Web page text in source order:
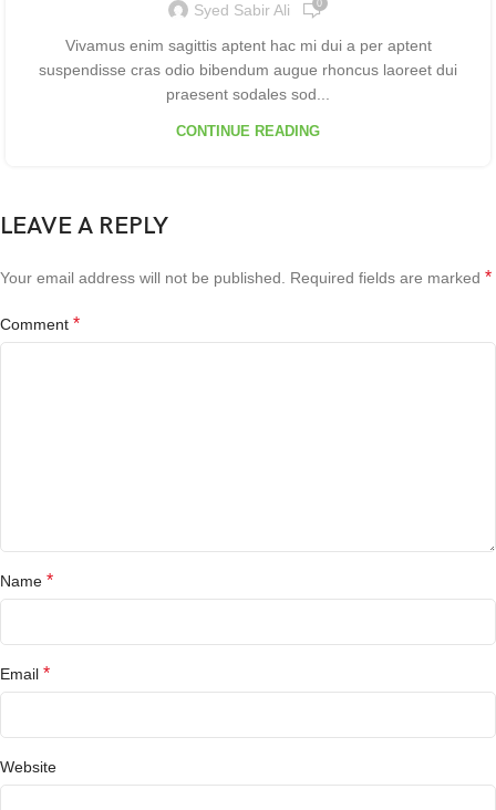
Syed Sabir Ali 0
Vivamus enim sagittis aptent hac mi dui a per aptent
suspendisse cras odio bibendum augue rhoncus laoreet dui
praesent sodales sod...
CONTINUE READING
LEAVE A REPLY
Your email address will not be published. Required fields are marked *
Comment *
Name *
Email *
Website